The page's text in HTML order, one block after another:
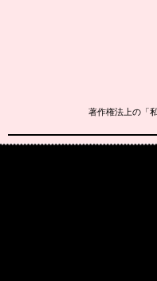
著作権法上の「